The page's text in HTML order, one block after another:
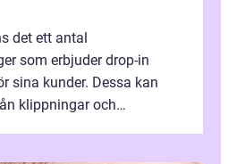
det ett antal
som erbjuder drop-in
sina kunder. Dessa kan
klippningar och